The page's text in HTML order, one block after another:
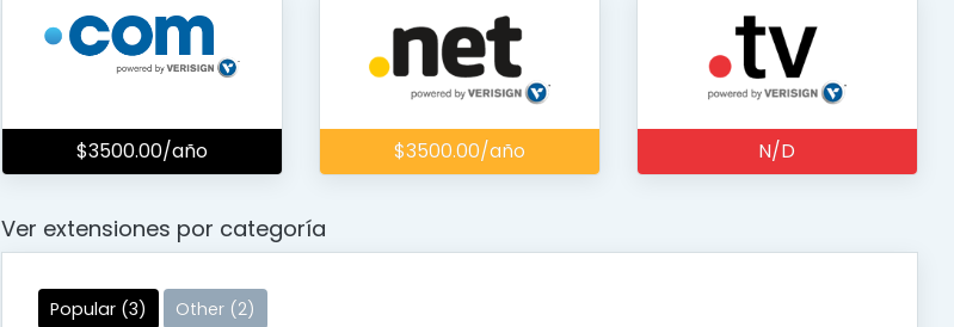
$3500.00/año $3500.00/año N/D
Ver extensiones por categoría
Popular (3) Other (2)